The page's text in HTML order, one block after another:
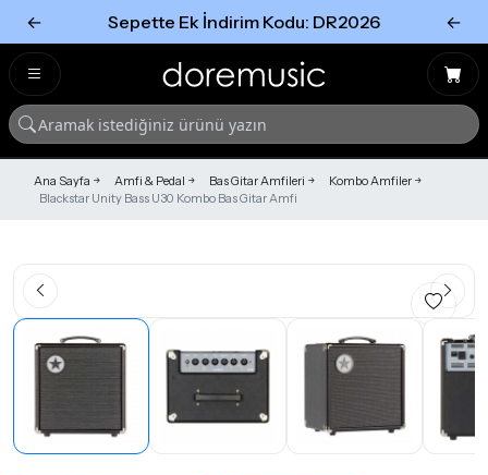
← Sepette Ek İndirim Kodu: DR2026 ←
Ana Sayfa Amfi & Pedal Bas Gitar Amfileri
Kombo Amfiler
Blackstar Unity Bass U30 Kombo Bas Gitar Amfi
Tümünü Gör
Tümünü gör